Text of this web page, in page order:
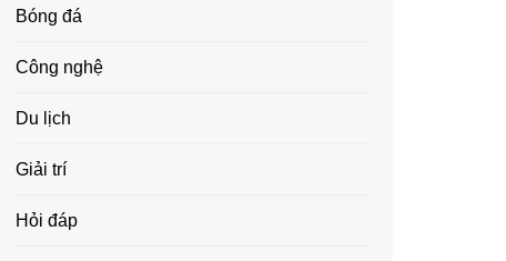
Bóng đá
Công nghệ
Du lịch
Giải trí
Hỏi đáp